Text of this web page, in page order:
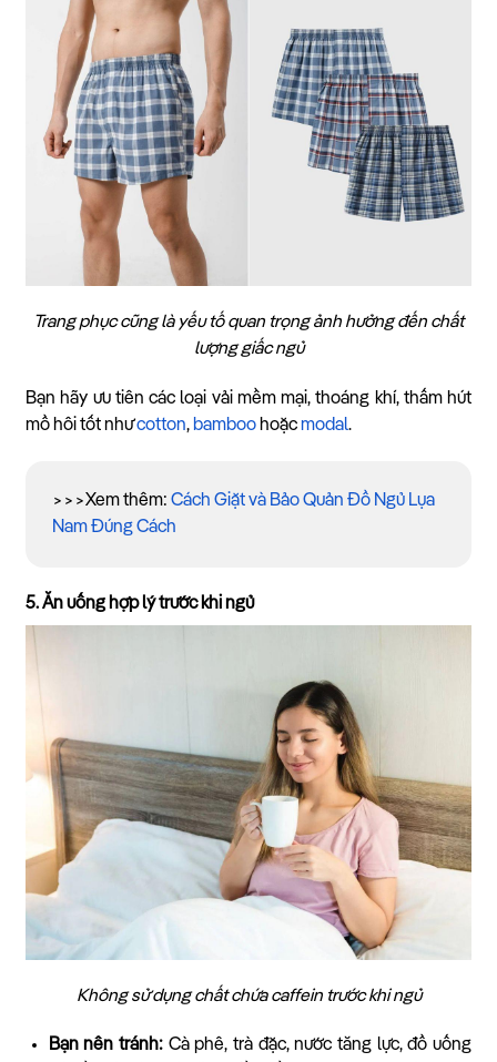
Trang phục cũng là yếu tố quan trọng ảnh hưởng đến chất
lượng giấc ngủ
Bạn hãy ưu tiên các loại vải mềm mại, thoáng khí, thấm hút
mồ hôi tốt nhưcotton, bamboo hoặcmodal.
>>>Xem thêm: Cách Giặt và Bảo Quản Đồ Ngủ Lụa
Nam Đúng Cách
5. Ăn uống hợp lý trước khi ngủ
Không sử dụng chất chứa caffein trước khi ngủ
Bạn nên tránh: Cà phê, trà đặc, nước tăng lực, đồ uống